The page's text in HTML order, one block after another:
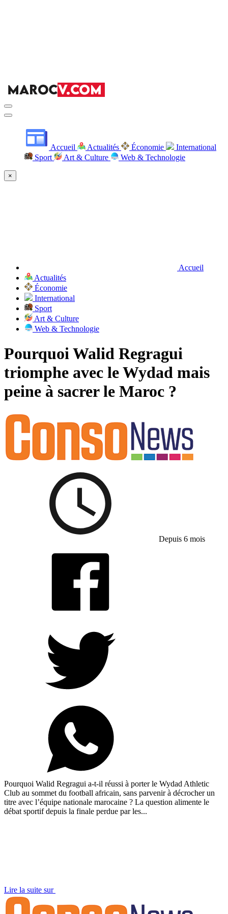
Accueil Actualités Économie
International
Sport
Art & Culture Web & Technologie
×
Accueil
Actualités
Économie
International
Sport
Art & Culture
Web & Technologie
Pourquoi Walid Regragui
triomphe avec le Wydad mais
peine à sacrer le Maroc ?
Depuis 6 mois
Pourquoi Walid Regragui a-t-il réussi à porter le Wydad Athletic
Club au sommet du football africain, sans parvenir à décrocher un
titre avec l’équipe nationale marocaine ? La question alimente le
débat sportif depuis la finale perdue par les...
Lire la suite sur